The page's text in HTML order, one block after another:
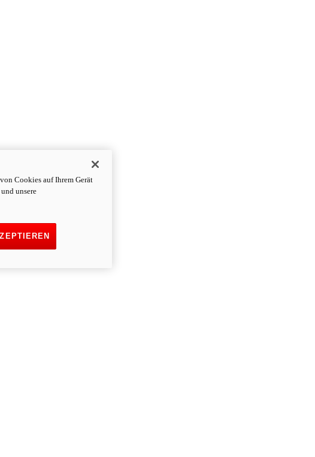
Cookies auf Ihrem Gerät
unsere